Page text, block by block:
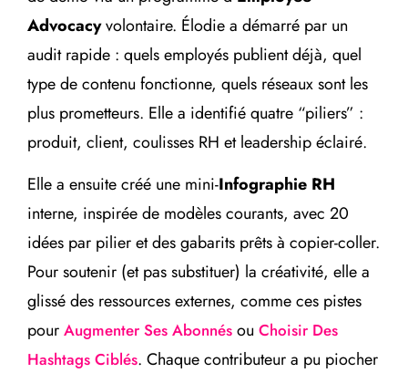
Advocacyvolontaire. Élodie a démarré par un
audit rapide : quels employés publient déjà, quel
type de contenu fonctionne, quels réseaux sont les
plus prometteurs. Elle a identifié quatre “piliers” :
produit, client, coulisses RH et leadership éclairé.
Elle a ensuite créé une mini-Infographie RH
interne, inspirée de modèles courants, avec 20
idées par pilier et des gabarits prêts à copier-coller.
Pour soutenir (et pas substituer) la créativité, elle a
glissé des ressources externes, comme ces pistes
pour Augmenter Ses Abonnés ou Choisir Des
Hashtags Ciblés. Chaque contributeur a pu piocher